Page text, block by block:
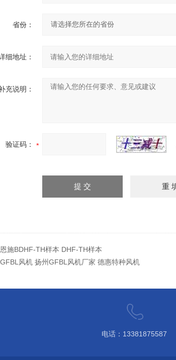
省份：
细地址：
充说明：
验证码：
恩施BDHF-TH样本 DHF-TH样本
GFBL风机 扬州GFBL风机厂家 德惠特种风机
电话：13381875587